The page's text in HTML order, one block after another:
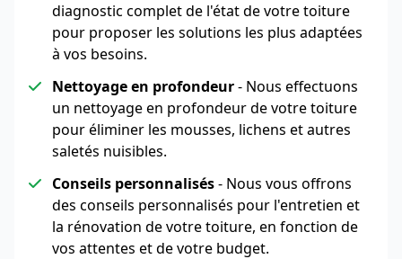
diagnostic complet de l'état de votre toiture
pour proposer les solutions les plus adaptées
à vos besoins.
Nettoyage en profondeur- Nous effectuons
un nettoyage en profondeur de votre toiture
pour éliminer les mousses, lichens et autres
saletés nuisibles.
Conseils personnalisés- Nous vous offrons
des conseils personnalisés pour l'entretien et
la rénovation de votre toiture, en fonction de
vos attentes et de votre budget.